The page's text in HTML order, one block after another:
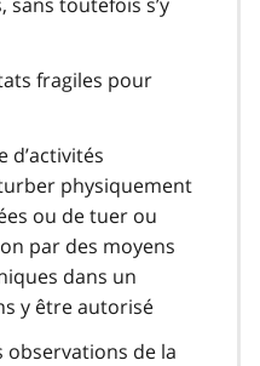
fragiles pour
d’activités
physiquement
ou de tuer ou
par des moyens
dans un
y être autorisé
observations de la